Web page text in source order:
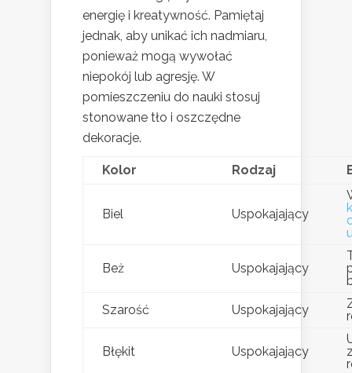
energię i kreatywność. Pamiętaj
jednak, aby unikać ich nadmiaru,
ponieważ mogą wywołać
niepokój lub agresję. W
pomieszczeniu do nauki stosuj
stonowane tło i oszczędne
dekoracje.
Kolor Rodzaj
Biel Uspokajający
Beż Uspokajający
Szarość
Uspokajający
Błękit Uspokajający